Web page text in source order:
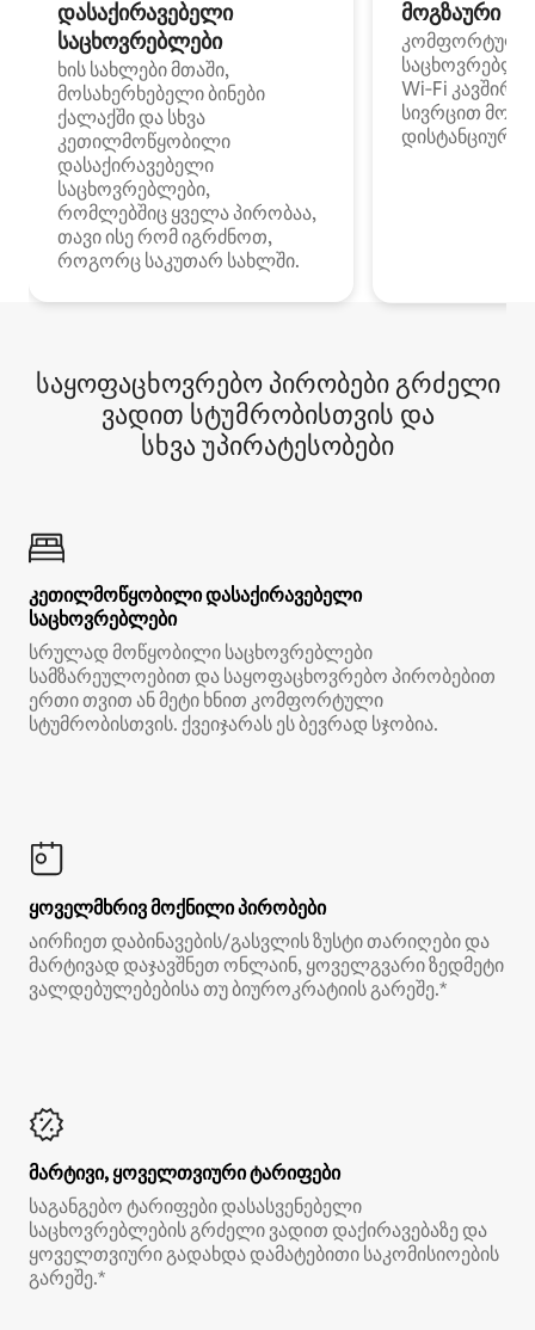
დასაქირავებელი
საცხოვრებლები
ხის სახლები მთაში,
მოსახერხებელი ბინები
ქალაქში და სხვა
კეთილმოწყობილი
დასაქირავებელი
საცხოვრებლები,
რომლებშიც ყველა პირობაა,
თავი ისე რომ იგრძნოთ,
როგორც საკუთარ სახლში.
მოგზაური
კომფორტული
Wi‑Fi
სივრცით
დისტანციური
საყოფაცხოვრებო პირობები გრძელი
ვადით სტუმრობისთვის და
სხვა უპირატესობები
კეთილმოწყობილი დასაქირავებელი
საცხოვრებლები
სრულად მოწყობილი საცხოვრებლები
სამზარეულოებით და საყოფაცხოვრებო პირობებით
ერთი თვით ან მეტი ხნით კომფორტული
სტუმრობისთვის. ქვეიჯარას ეს ბევრად სჯობია.
ყოველმხრივ მოქნილი პირობები
აირჩიეთ დაბინავების/გასვლის ზუსტი თარიღები და
მარტივად დაჯავშნეთ ონლაინ, ყოველგვარი ზედმეტი
ვალდებულებებისა თუ ბიუროკრატიის გარეშე.*
მარტივი, ყოველთვიური ტარიფები
საგანგებო ტარიფები დასასვენებელი
საცხოვრებლების გრძელი ვადით დაქირავებაზე და
ყოველთვიური გადახდა დამატებითი საკომისიოების
გარეშე.*